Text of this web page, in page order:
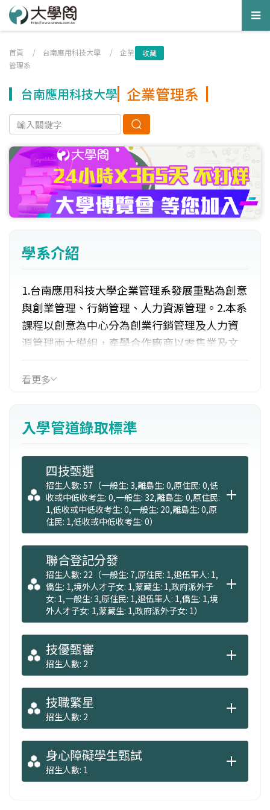
首頁 / 台南應用科技大學 / 企業
管理系
收藏
台南應用科技大學 企業管理系
學系介紹
1.台南應用科技大學企業管理系發展重點為創意
與創業管理、行銷管理、人力資源管理。2.本系
課程以創意為中心分為創業行銷管理及人力資
源管理兩大模組，產學合作廠商以零售業及文
的企業實習，使學生做中學、學中做，培養理
看更多
入學管道錄取標準
四技甄選
招生人數: 57（一般生: 3,離島生: 0,原住民: 0,低
收或中低收考生: 0,一般生: 32,離島生: 0,原住民:
1,低收或中低收考生: 0,一般生: 20,離島生: 0,原
住民: 1,低收或中低收考生: 0）
聯合登記分發
招生人數: 22（一般生: 7,原住民: 1,退伍軍人: 1,
僑生: 1,境外人才子女: 1,蒙藏生: 1,政府派外子
女: 1,一般生: 3,原住民: 1,退伍軍人: 1,僑生: 1,境
外人才子女: 1,蒙藏生: 1,政府派外子女: 1）
技優甄審
招生人數: 2
技職繁星
招生人數: 2
身心障礙學生甄試
招生人數: 1